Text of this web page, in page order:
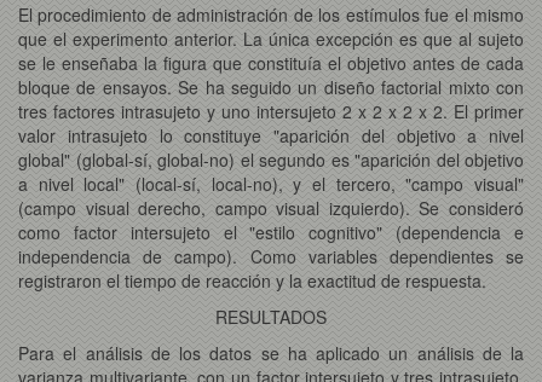
El procedimiento de administración de los estímulos fue el mismo
que el experimento anterior. La única excepción es que al sujeto
se le enseñaba la figura que constituía el objetivo antes de cada
bloque de ensayos. Se ha seguido un diseño factorial mixto con
tres factores intrasujeto y uno intersujeto 2 x 2 x 2 x 2. El primer
valor intrasujeto lo constituye "aparición del objetivo a nivel
global" (global-sí, global-no) el segundo es "aparición del objetivo
a nivel local" (local-sí, local-no), y el tercero, "campo visual"
(campo visual derecho, campo visual izquierdo). Se consideró
como factor intersujeto el "estilo cognitivo" (dependencia e
independencia de campo). Como variables dependientes se
registraron el tiempo de reacción y la exactitud de respuesta.
RESULTADOS
Para el análisis de los datos se ha aplicado un análisis de la
varianza multivariante, con un factor intersujeto y tres intrasujeto,